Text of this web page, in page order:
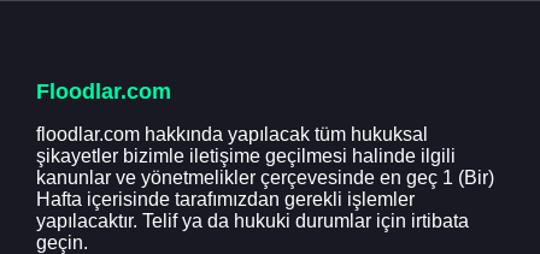
Floodlar.com
floodlar.com hakkında yapılacak tüm hukuksal
şikayetler bizimle iletişime geçilmesi halinde ilgili
kanunlar ve yönetmelikler çerçevesinde en geç 1 (Bir)
Hafta içerisinde tarafımızdan gerekli işlemler
yapılacaktır. Telif ya da hukuki durumlar için irtibata
geçin.